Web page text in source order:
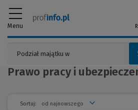
Menu
Prawo pracy i
Sortuj: